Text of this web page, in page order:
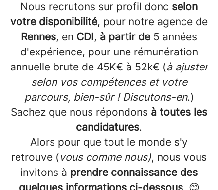
Nous recrutons sur profil donc selon
votre disponibilité, pour notre agence de
Rennes, en CDI, à partir de 5 années
d'expérience, pour une rémunération
annuelle brute de 45K€ à 52k€ (à ajuster
selon vos compétences et votre
parcours, bien-sûr ! Discutons-en.)
Sachez que nous répondons à toutes les
candidatures.
Alors pour que tout le monde s'y
retrouve (vous comme nous), nous vous
invitons à prendre connaissance des
quelques informations ci-dessous. 😊